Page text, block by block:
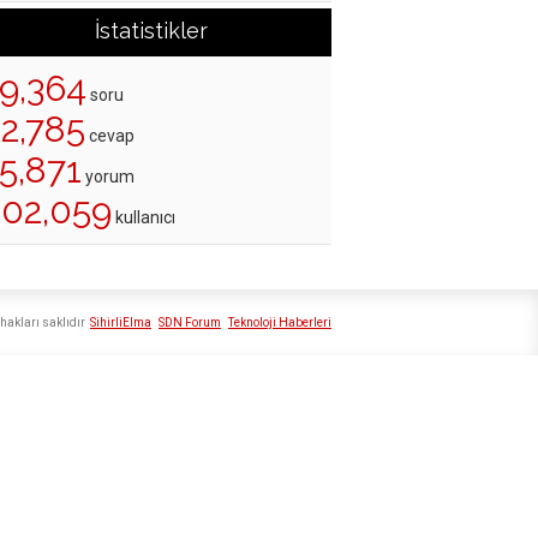
İstatistikler
soru
cevap
yorum
kullanıcı
SihirliElma SDN Forum Teknoloji Haberleri
saklıdır